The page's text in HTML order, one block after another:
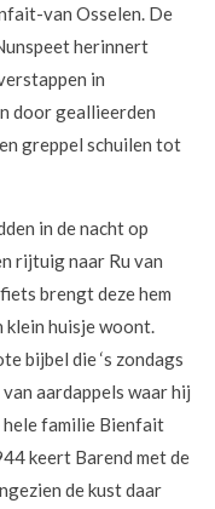
van Osselen. De
herinnert
in
door geallieerden
greppel schuilen tot
in de nacht op
rijtuig naar Ru van
brengt deze hem
klein huisje woont.
bijbel die ‘s zondags
aardappels waar hij
hele familie Bienfait
keert Barend met de
de kust daar